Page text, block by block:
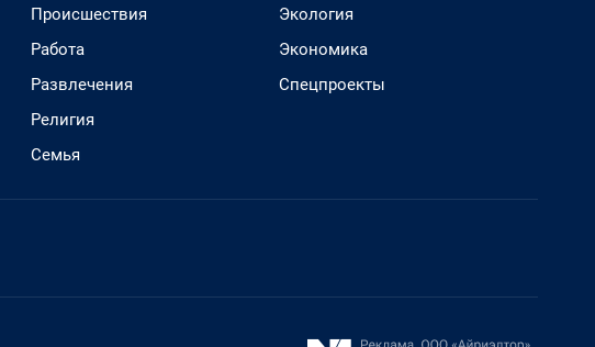
Происшествия
Работа
Развлечения
Религия
Семья
Экология
Экономика
Спецпроекты